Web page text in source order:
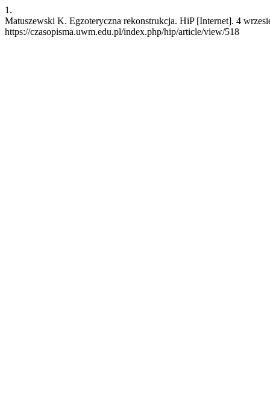
1.
Matuszewski K. Egzoteryczna rekonstrukcja. HiP [Internet]. 4
https://czasopisma.uwm.edu.pl/index.php/hip/article/view/518